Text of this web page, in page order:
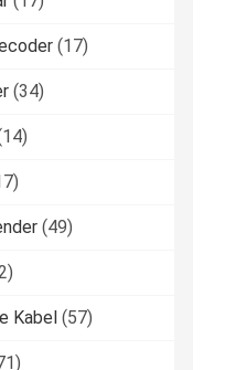
(17)
(34)
(49)
Kabel (57)